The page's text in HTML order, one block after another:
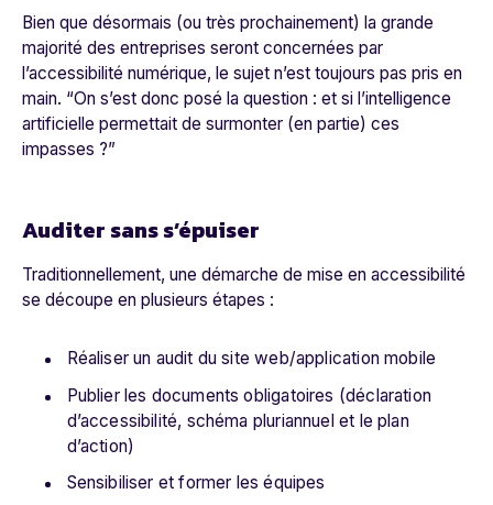
Bien que désormais (ou très prochainement) la grande
majorité des entreprises seront concernées par
l’accessibilité numérique, le sujet n’est toujours pas pris en
main. “On s’est donc posé la question : et si l’intelligence
artificielle permettait de surmonter (en partie) ces
impasses ?”
Auditer sans s’épuiser
Traditionnellement, une démarche de mise en accessibilité
se découpe en plusieurs étapes :
Réaliser un audit du site web/application mobile
Publier les documents obligatoires (déclaration
d’accessibilité, schéma pluriannuel et le plan
d’action)
Sensibiliser et former les équipes